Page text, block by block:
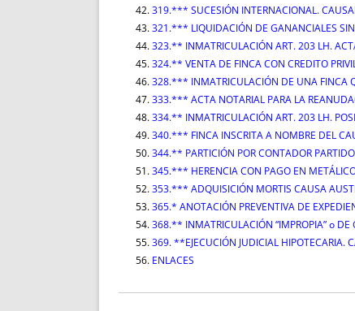
319.*** SUCESIÓN INTERNACIONAL.
321.*** LIQUIDACIÓN DE GANANCIALES SIN
323.** INMATRICULACIÓN ART. 203 LH.
324.** VENTA DE FINCA CON CREDITO
328.*** INMATRICULACIÓN DE UNA FINCA
333.*** ACTA NOTARIAL PARA LA
334.** INMATRICULACIÓN ART. 203 LH.
340.*** FINCA INSCRITA A NOMBRE DEL
344.** PARTICIÓN POR CONTADOR
345.*** HERENCIA CON PAGO EN
353.*** ADQUISICIÓN MORTIS CAUSA
365.* ANOTACIÓN PREVENTIVA DE
368.** INMATRICULACIÓN “IMPROPIA” o DE
369. **EJECUCIÓN JUDICIAL HIPOTECARIA.
ENLACES